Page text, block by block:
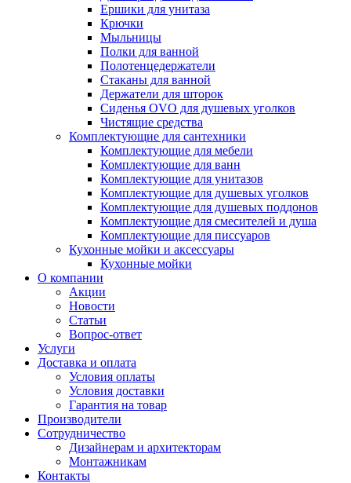
Ершики для унитаза
Крючки
Мыльницы
Полки для ванной
Полотенцедержатели
Стаканы для ванной
Держатели для шторок
Сиденья OVO для душевых уголков
Чистящие средства
Комплектующие для сантехники
Комплектующие для мебели
Комплектующие для ванн
Комплектующие для унитазов
Комплектующие для душевых уголков
Комплектующие для душевых поддонов
Комплектующие для смесителей и душа
Комплектующие для писсуаров
Кухонные мойки и аксессуары
Кухонные мойки
О компании
Акции
Новости
Статьи
Вопрос-ответ
Услуги
Доставка и оплата
Условия оплаты
Условия доставки
Гарантия на товар
Производители
Сотрудничество
Дизайнерам и архитекторам
Монтажникам
Контакты